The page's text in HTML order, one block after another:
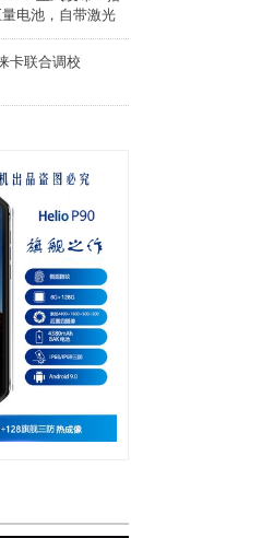
电池，自带激光
卡联合调校